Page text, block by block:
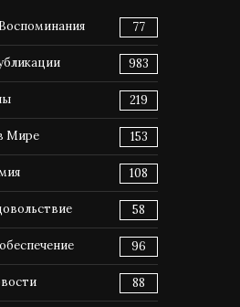
77
983
219
Мире 153
108
58
96
88